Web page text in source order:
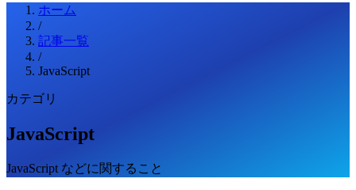
ホーム
/
記事一覧
/
JavaScript
カテゴリ
JavaScript
JavaScript などに関すること